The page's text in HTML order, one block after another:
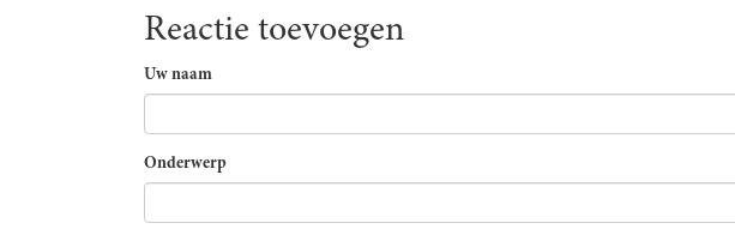
Reactie toevoegen
Uw naam
Onderwerp